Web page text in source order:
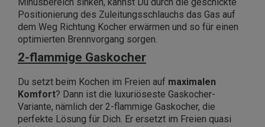
Positionierung des Zuleitungsschlauchs das Gas auf
dem Weg Richtung Kocher erwärmen und so für einen
optimierten Brennvorgang sorgen.
2-flammige Gaskocher
Du setzt beim Kochen im Freien auf maximalen
Komfort? Dann ist die luxuriöseste Gaskocher-
Variante, nämlich der 2-flammige Gaskocher, die
perfekte Lösung für Dich. Er ersetzt im Freien quasi